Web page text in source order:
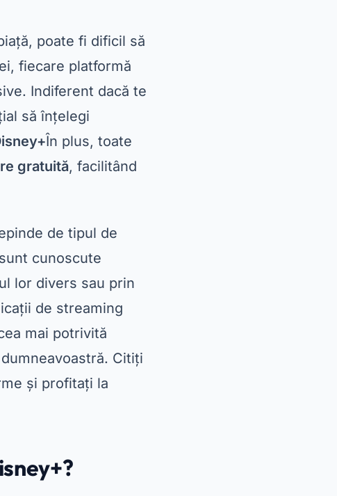
poate fi dificil să
fiecare platformă
Indiferent dacă te
să înțelegi
În plus, toate
gratuită, facilitând
de tipul de
cunoscute
lor divers sau prin
de streaming
mai potrivită
Citiți
și profitați la